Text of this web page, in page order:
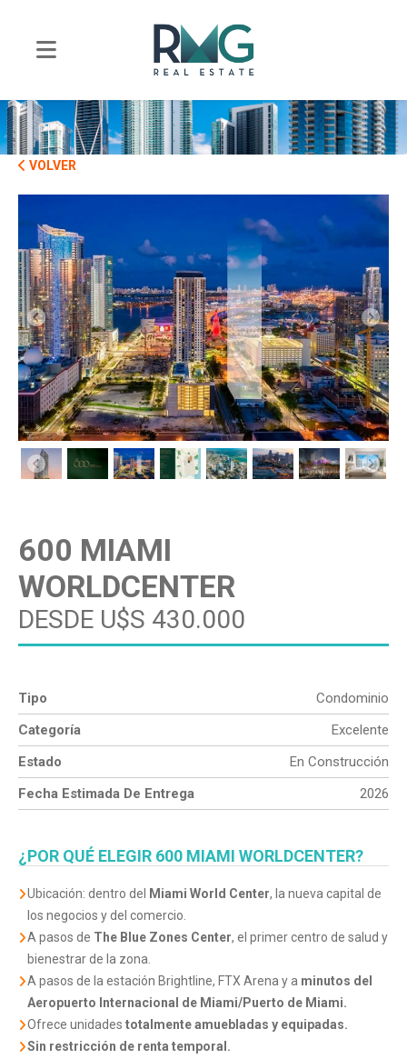
VOLVER
600 MIAMI
WORLDCENTER
DESDE U$S 430.000
Tipo
Condominio
Categoría
Excelente
Estado
En Construcción
Fecha Estimada De Entrega
2026
¿POR QUÉ ELEGIR 600 MIAMI WORLDCENTER?
Ubicación: dentro del Miami World Center, la nueva capital de
los negocios y del comercio.
A pasos de The Blue Zones Center, el primer centro de salud y
bienestrar de la zona.
A pasos de la estación Brightline, FTX Arena y a minutos del
Aeropuerto Internacional de Miami/Puerto de Miami.
Ofrece unidades totalmente amuebladas y equipadas.
Sin restricción de renta temporal.